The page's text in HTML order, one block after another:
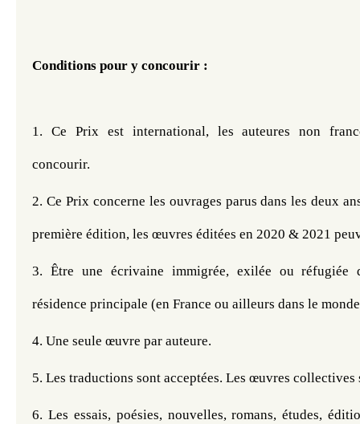
Conditions pour y concourir :
1. Ce Prix est international, les auteures non
concourir.
2. Ce Prix concerne les ouvrages parus dans les deux
première édition, les œuvres éditées en 2020 & 2021
3. Être une écrivaine immigrée, exilée ou réfugiée
résidence principale (en France ou ailleurs dans le
4. Une seule œuvre par auteure.
5. Les traductions sont acceptées. Les œuvres
6. Les essais, poésies, nouvelles, romans, études,